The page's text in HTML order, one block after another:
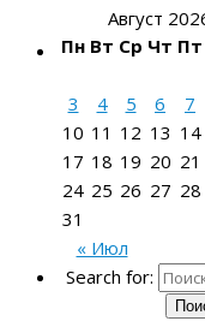
Август
Пн Вт Ср Чт Пт
« Июл
3
4 5 6 7
10 11 12 13 14
17 18 19 20 21
24 25 26 27 28
31
Search for: